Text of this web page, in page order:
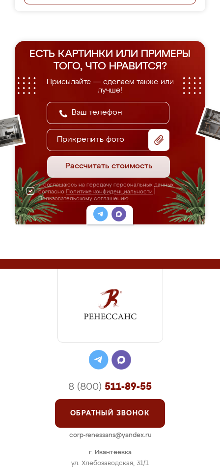
ЕСТЬ КАРТИНКИ ИЛИ ПРИМЕРЫ
ТОГО, ЧТО НРАВИТСЯ?
Присылайте — сделаем также или
лучше!
Прикрепить фото
Рассчитать стоимость
Я соглашаюсь на передачу персональных данных
согласно Политике конфиденциальности
Пользовательскому соглашению
г. Ивантеевка
ул. Хлебозаводская, 31/1
8 (800) 511-89-55
ОБРАТНЫЙ ЗВОНОК
corp-renessans@yandex.ru